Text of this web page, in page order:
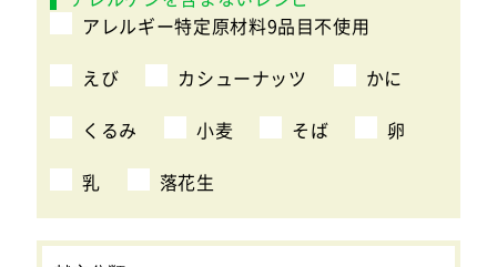
アレルギー特定原材料9品目不使用
えび
カシューナッツ
かに
くるみ
小麦 そば
卵
乳
落花生